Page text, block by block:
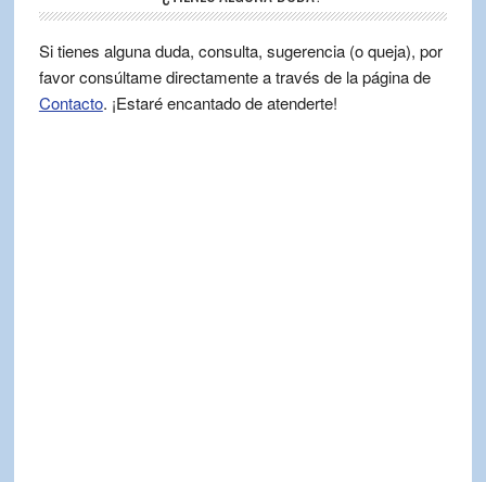
Si tienes alguna duda, consulta, sugerencia (o queja), por
favor consúltame directamente a través de la página de
Contacto. ¡Estaré encantado de atenderte!